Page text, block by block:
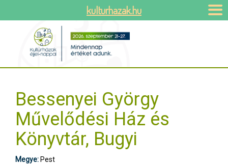
Bessenyei György
Művelődési Ház és
Könyvtár, Bugyi
Megye: Pest
kulturhazak.hu